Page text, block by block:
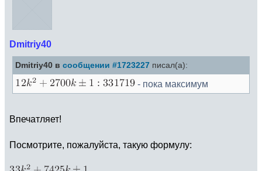
Dmitriy40
Dmitriy40 в сообщении #1723227 писал(а):
- пока максимум
Впечатляет!
Посмотрите, пожалуйста, такую формулу: